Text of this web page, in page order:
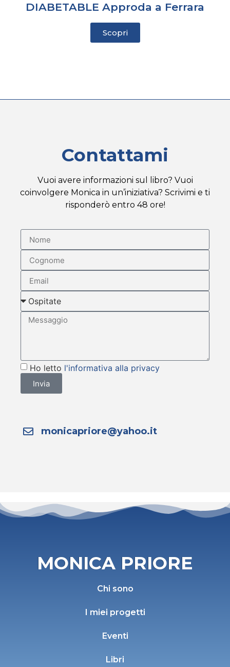
DIABETABLE Approda a Ferrara
Scopri
Contattami
Vuoi avere informazioni sul libro? Vuoi
coinvolgere Monica in un’iniziativa? Scrivimi e ti
risponderò entro 48 ore!
Ho letto l'informativa alla privacy
Invia
monicapriore@yahoo.it
MONICA PRIORE
Chi sono
I miei progetti
Eventi
Libri